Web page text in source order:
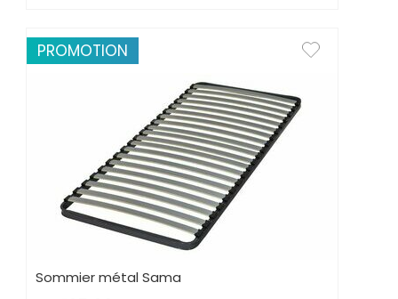
PROMOTION
Sommier métal Sama